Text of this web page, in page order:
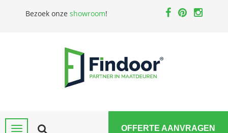
Bezoek onze showroom!
OFFERTE AANVRAGEN